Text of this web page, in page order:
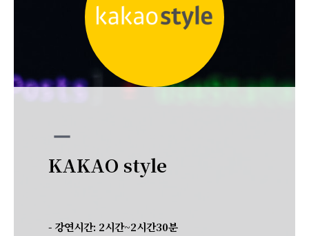
remove
KAKAO style
- 강연시간: 2시간~2시간30분